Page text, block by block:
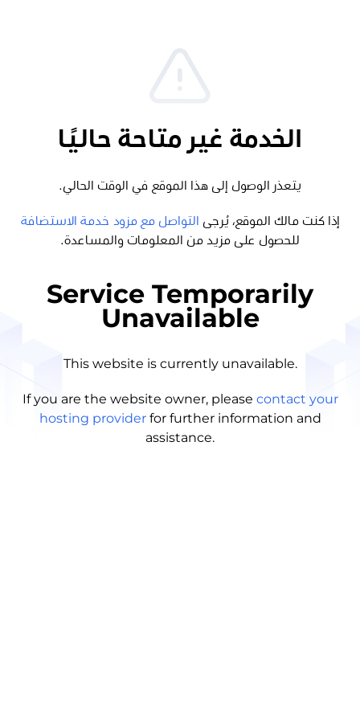
الخدمة غير متاحة حاليًا
يتعذر الوصول إلى هذا الموقع في الوقت الحالي.
إذا كنت مالك الموقع، يُرجى
التواصل مع مزود خدمة الاستضافة
للحصول على مزيد من المعلومات والمساعدة.
Service Temporarily
Unavailable
This website is currently unavailable.
If you are the website owner, please contact your
hosting provider for further information and
assistance.